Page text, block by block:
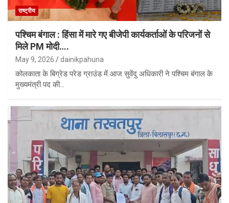
राष्ट्रीय
पश्चिम बंगाल : हिंसा में मारे गए बीजेपी कार्यकर्ताओं के परिजनों से
मिले PM मोदी….
May 9, 2026 dainikpahuna
कोलकाता के बिग्रेड परेड ग्राउंड में आज सुवेंदु अधिकारी ने पश्चिम बंगाल के
मुख्यमंत्री पद की…